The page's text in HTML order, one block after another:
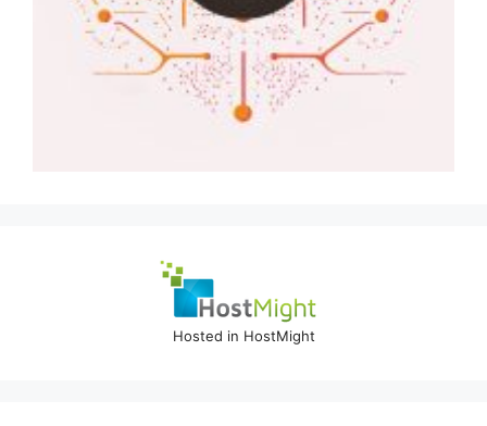
Hosted in HostMight